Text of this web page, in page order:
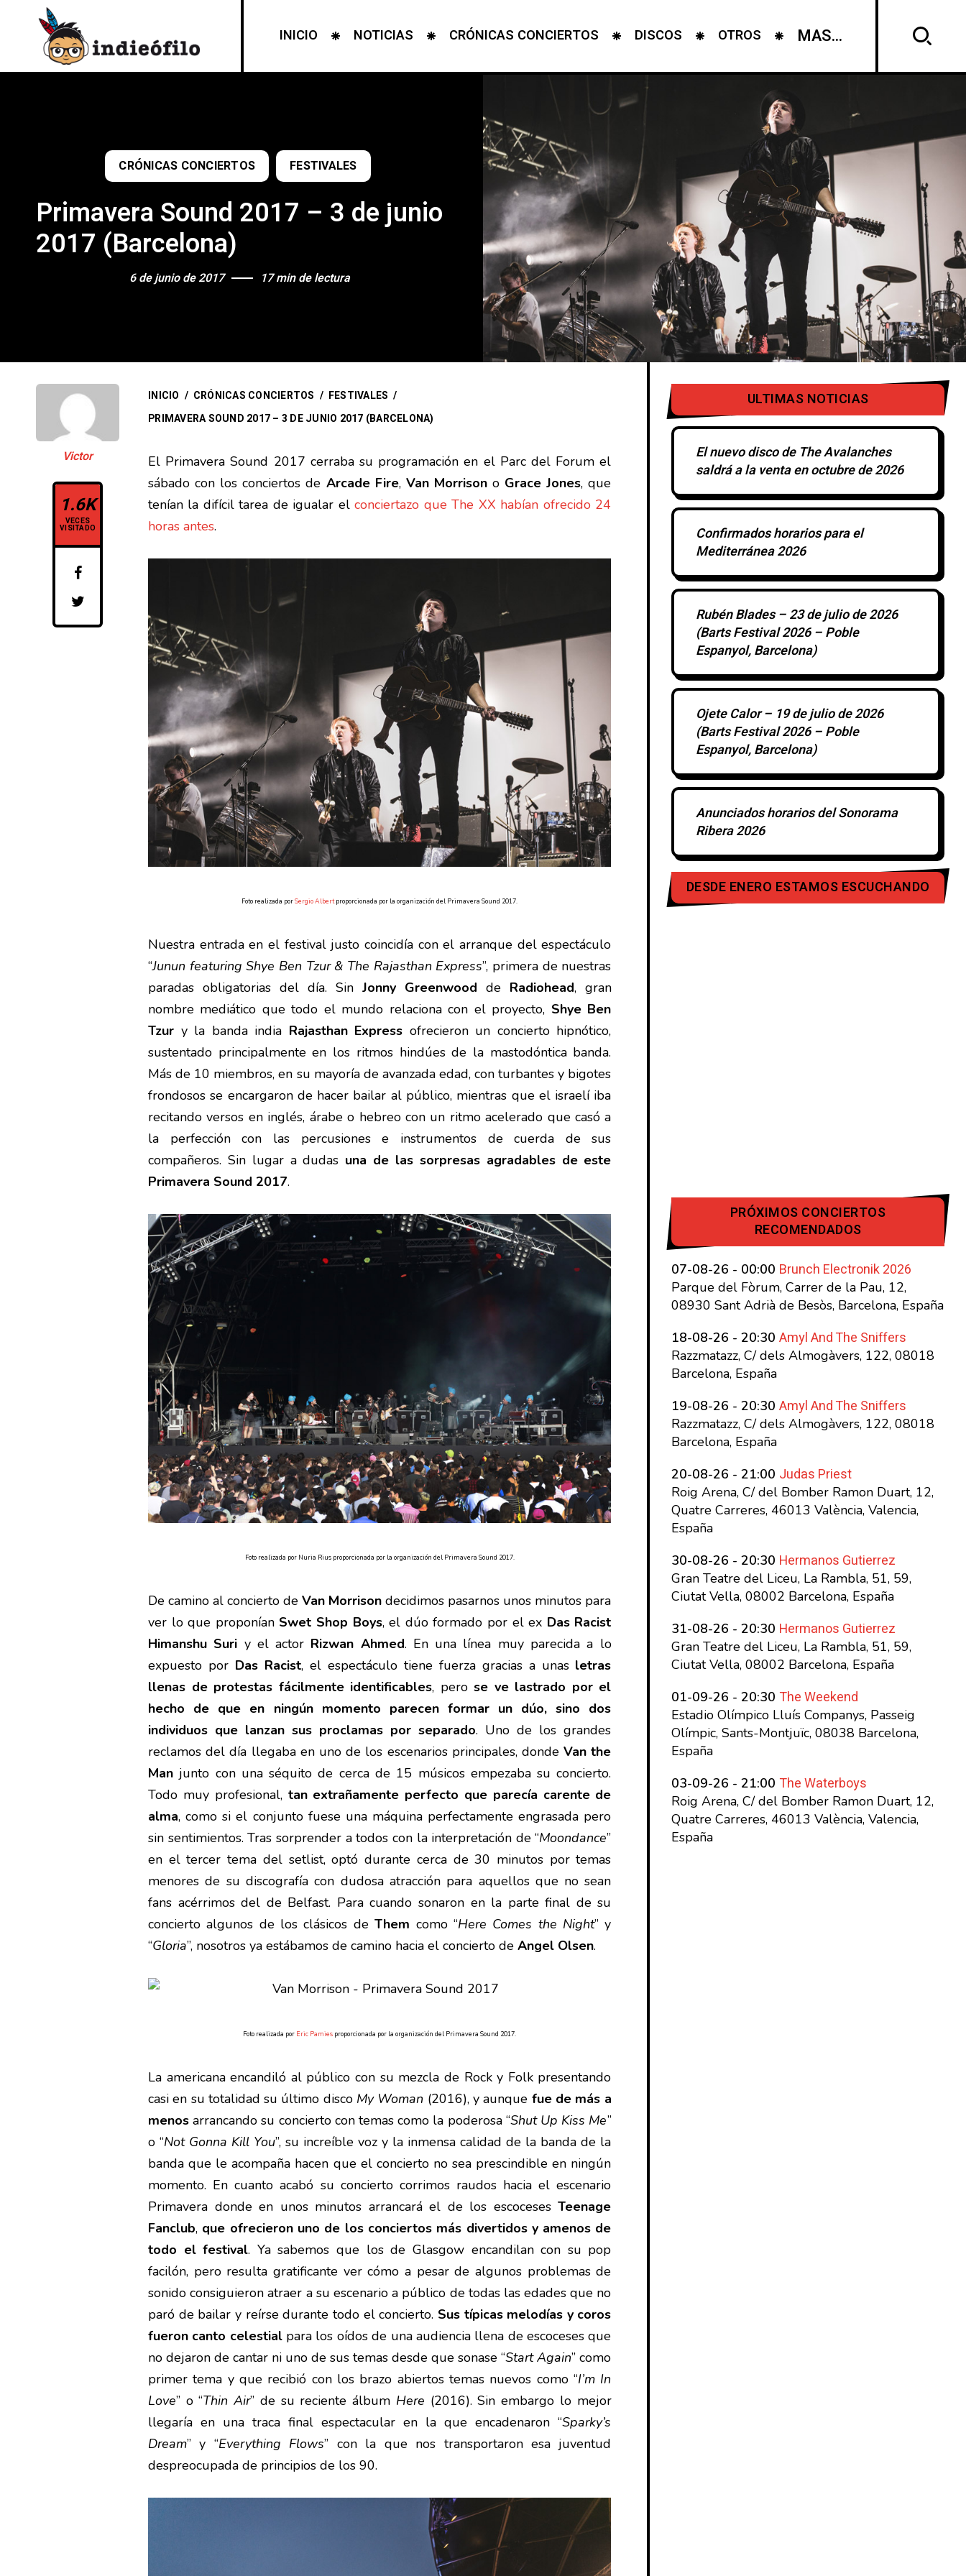
INICIO NOTICIAS CRÓNICAS CONCIERTOS DISCOS OTROS MAS...
CRÓNICAS CONCIERTOS FESTIVALES
Primavera Sound 2017 – 3 de junio
2017 (Barcelona)
6 de junio de 2017 17 min de lectura
Victor
1.6K
VECES
VISITADO
INICIO / CRÓNICAS CONCIERTOS / FESTIVALES /
PRIMAVERA SOUND 2017 – 3 DE JUNIO 2017 (BARCELONA)
El Primavera Sound 2017 cerraba su programación en el Parc del Forum el
sábado con los conciertos de Arcade Fire, Van Morrison o Grace Jones, que
tenían la difícil tarea de igualar elconciertazo que The XX habían ofrecido 24
horas antes.
Foto realizada porSergio Albertproporcionada por la organización del Primavera Sound 2017.
Nuestra entrada en el festival justo coincidía con el arranque del espectáculo
“Junun featuring Shye Ben Tzur & The Rajasthan Express”, primera de nuestras
paradas obligatorias del día. Sin Jonny Greenwood de Radiohead, gran
nombre mediático que todo el mundo relaciona con el proyecto, Shye Ben
Tzur y la banda india Rajasthan Express ofrecieron un concierto hipnótico,
sustentado principalmente en los ritmos hindúes de la mastodóntica banda.
Más de 10 miembros, en su mayoría de avanzada edad, con turbantes y bigotes
frondosos se encargaron de hacer bailar al público, mientras que el israelí iba
recitando versos en inglés, árabe o hebreo con un ritmo acelerado que casó a
la perfección con las percusiones e instrumentos de cuerda de sus
compañeros. Sin lugar a dudas una de las sorpresas agradables de este
Primavera Sound 2017.
Foto realizada por Nuria Rius proporcionada por la organización del Primavera Sound 2017.
De camino al concierto deVan Morrison decidimos pasarnos unos minutos para
ver lo que proponían Swet Shop Boys, el dúo formado por el ex Das Racist
Himanshu Suri y el actor Rizwan Ahmed. En una línea muy parecida a lo
expuesto por Das Racist, el espectáculo tiene fuerza gracias a unas letras
llenas de protestas fácilmente identificables, perose ve lastrado por el
hecho de que en ningún momento parecen formar un dúo, sino dos
individuos que lanzan sus proclamas por separado. Uno de los grandes
reclamos del día llegaba en uno de los escenarios principales, dondeVan the
Man junto con una séquito de cerca de 15 músicos empezaba su concierto.
Todo muy profesional, tan extrañamente perfecto que parecía carente de
alma, como si el conjunto fuese una máquina perfectamente engrasada pero
sin sentimientos. Tras sorprender a todos con la interpretación de “Moondance”
en el tercer tema del setlist, optó durante cerca de 30 minutos por temas
menores de su discografía con dudosa atracción para aquellos que no sean
fans acérrimos del de Belfast. Para cuando sonaron en la parte final de su
concierto algunos de los clásicos deThem como “Here Comes the Night” y
“Gloria”, nosotros ya estábamos de camino hacia el concierto de Angel Olsen.
Foto realizada por Eric Pamies proporcionada por la organización del Primavera Sound 2017.
La americana encandiló al público con su mezcla de Rock y Folk presentando
casi en su totalidad su último disco My Woman (2016), y aunque fue de más a
menosarrancando su concierto con temas como la poderosa “Shut Up Kiss Me”
o “Not Gonna Kill You”, su increíble voz y la inmensa calidad de la banda de la
banda que le acompaña hacen que el concierto no sea prescindible en ningún
momento. En cuanto acabó su concierto corrimos raudos hacia el escenario
Primavera donde en unos minutos arrancará el de los escocesesTeenage
Fanclub, que ofrecieron uno de los conciertos más divertidos y amenos de
todo el festival. Ya sabemos que los de Glasgow encandilan con su pop
facilón, pero resulta gratificante ver cómo a pesar de algunos problemas de
sonido consiguieron atraer a su escenario a público de todas las edades que no
paró de bailar y reírse durante todo el concierto. Sus típicas melodías y coros
fueron canto celestialpara los oídos de una audiencia llena de escoceses que
no dejaron de cantar ni uno de sus temas desde que sonase “Start Again” como
primer tema y que recibió con los brazo abiertos temas nuevos como “I’m In
Love” o “Thin Air” de su reciente álbum Here (2016). Sin embargo lo mejor
llegaría en una traca final espectacular en la que encadenaron “Sparky’s
Dream” y “Everything Flows” con la que nos transportaron esa juventud
despreocupada de principios de los 90.
ULTIMAS NOTICIAS
El nuevo disco de The Avalanches
saldrá a la venta en octubre de 2026
Confirmados horarios para el
Mediterránea 2026
Rubén Blades – 23 de julio de 2026
(Barts Festival 2026 – Poble
Espanyol, Barcelona)
Ojete Calor – 19 de julio de 2026
(Barts Festival 2026 – Poble
Espanyol, Barcelona)
Anunciados horarios del Sonorama
Ribera 2026
DESDE ENERO ESTAMOS ESCUCHANDO
PRÓXIMOS CONCIERTOS
RECOMENDADOS
07-08-26 - 00:00 Brunch Electronik 2026
Parque del Fòrum, Carrer de la Pau, 12,
08930 Sant Adrià de Besòs, Barcelona, España
18-08-26 - 20:30 Amyl And The Sniffers
Razzmatazz, C/ dels Almogàvers, 122, 08018
Barcelona, España
19-08-26 - 20:30 Amyl And The Sniffers
Razzmatazz, C/ dels Almogàvers, 122, 08018
Barcelona, España
20-08-26 - 21:00 Judas Priest
Roig Arena, C/ del Bomber Ramon Duart, 12,
Quatre Carreres, 46013 València, Valencia,
España
30-08-26 - 20:30 Hermanos Gutierrez
Gran Teatre del Liceu, La Rambla, 51, 59,
Ciutat Vella, 08002 Barcelona, España
31-08-26 - 20:30 Hermanos Gutierrez
Gran Teatre del Liceu, La Rambla, 51, 59,
Ciutat Vella, 08002 Barcelona, España
01-09-26 - 20:30 The Weekend
Estadio Olímpico Lluís Companys, Passeig
Olímpic, Sants-Montjuïc, 08038 Barcelona,
España
03-09-26 - 21:00 The Waterboys
Roig Arena, C/ del Bomber Ramon Duart, 12,
Quatre Carreres, 46013 València, Valencia,
España